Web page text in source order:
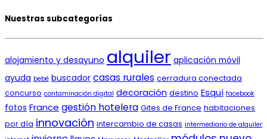
Nuestras subcategorías
alojamiento y desayuno alquiler aplicación móvil
ayuda bebé buscador casas rurales cerradura conectada
concurso contaminación digital decoración destino Esquí facebook
fotos France gestión hotelera Gites de France habitaciones
por día innovación intercambio de casas intermediario de alquiler